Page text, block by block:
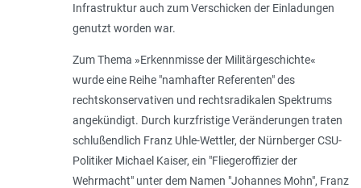
Infrastruktur auch zum Verschicken der Einladungen
genutzt worden war.
Zum Thema »Erkennmisse der Militärgeschichte«
wurde eine Reihe "namhafter Referenten" des
rechtskonservativen und rechtsradikalen Spektrums
angekündigt. Durch kurzfristige Veränderungen traten
schlußendlich Franz Uhle-Wettler, der Nürnberger CSU-
Politiker Michael Kaiser, ein "Fliegeroffizier der
Wehrmacht" unter dem Namen "Johannes Mohn", Franz